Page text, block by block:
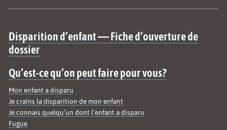
Site map
Disparition d’enfant — Fiche d’ouverture de
dossier
Qu’est-ce qu’on peut faire pour vous?
Mon enfant a disparu
Je crains la disparition de mon enfant
Je connais quelqu’un dont l’enfant a disparu
Fugue